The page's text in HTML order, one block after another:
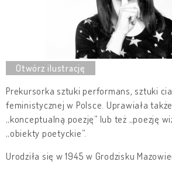
Prekursorka sztuki performans, sztuki
feministycznej w Polsce. Uprawiała także
„konceptualną poezję” lub też „poezję
„obiekty poetyckie”.
Urodziła się w 1945 w Grodzisku